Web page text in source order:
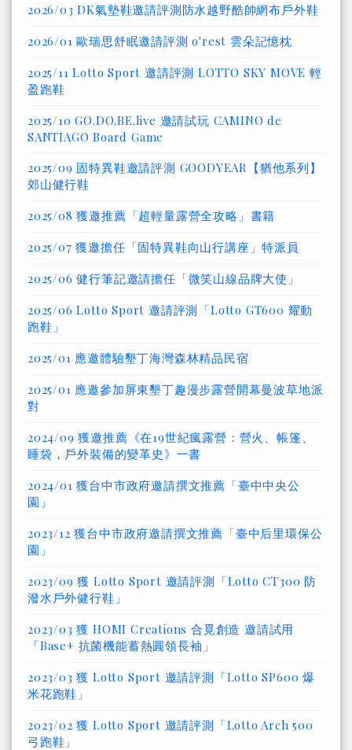
2026/03 DK氣墊鞋邀請評測防水越野酷帥網布戶外鞋
2026/01 歐瑞思舒眠邀請評測 o'rest 雲朵記憶枕
2025/11 Lotto Sport 邀請評測 LOTTO SKY MOVE 輕
盈跑鞋
2025/10 GO.DO.BE.live 邀請試玩 CAMINO de
SANTIAGO Board Game
2025/09 固特異鞋邀請評測 GOODYEAR【猶他系列】
郊山健行鞋
2025/08 獲邀推薦「超輕量露營全攻略」書籍
2025/07 獲邀擔任「固特異鞋向山行講座」特派員
2025/06 健行筆記邀請擔任「微笑山線品牌大使」
2025/06 Lotto Sport 邀請評測「Lotto GT600 耀動
跑鞋」
2025/01 應邀體驗墾丁海灣森林精品民宿
2025/01 應邀參加屏東墾丁趣漫步露營開幕曼波草地派
對
2024/09 獲邀推薦《在19世紀瘋露營：營火、帳篷、
睡袋，戶外裝備的變革史》一書
2024/01 獲台中市政府邀請撰文推薦「臺中中央公
園」
2023/12 獲台中市政府邀請撰文推薦「臺中后里環保公
園」
2023/09 獲 Lotto Sport 邀請評測「Lotto CT300 防
潑水戶外健行鞋」
2023/03 獲 HOMI Creations 合覓創造 邀請試用
「Base+ 抗菌機能蓄熱圓領長袖」
2023/03 獲 Lotto Sport 邀請評測「Lotto SP600 爆
米花跑鞋」
2023/02 獲 Lotto Sport 邀請評測「Lotto Arch 500
弓跑鞋」